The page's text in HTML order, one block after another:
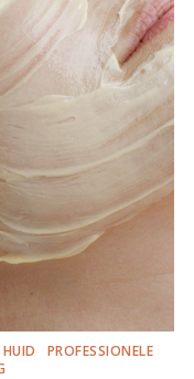
HUID
PROFESSIONELE